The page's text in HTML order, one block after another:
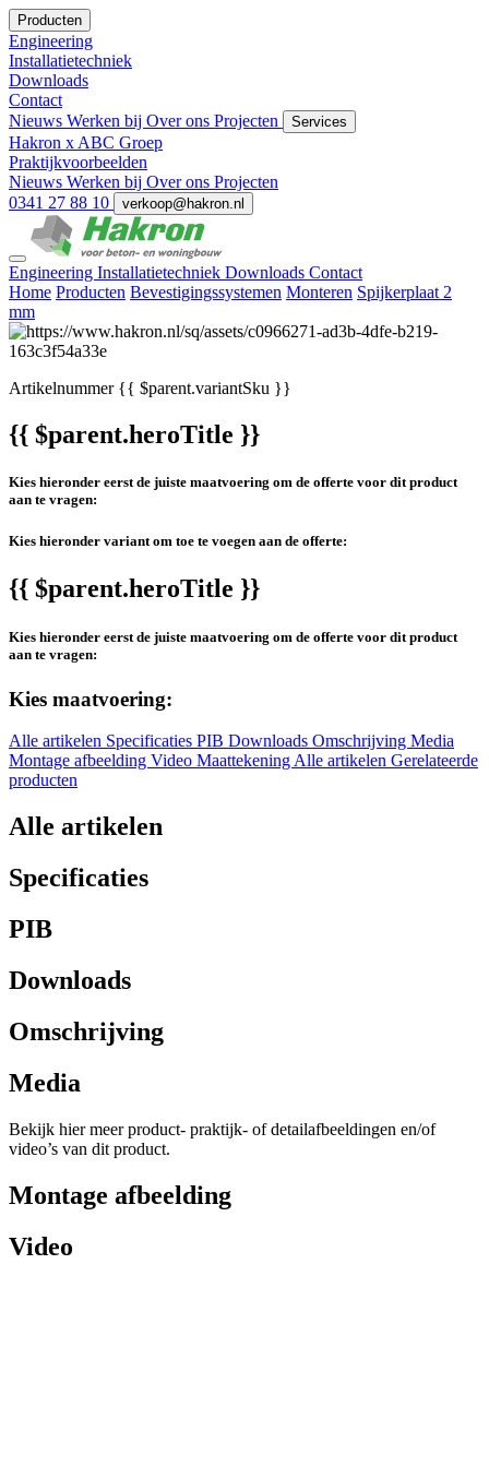
Producten
Engineering
Installatietechniek
Downloads
Contact
Nieuws Werken bij Over ons Projecten Services
Hakron x ABC Groep
Praktijkvoorbeelden
Nieuws Werken bij Over ons Projecten
0341 27 88 10
verkoop@hakron.nl
Engineering Installatietechniek Downloads Contact
Home Producten Bevestigingssystemen Monteren Spijkerplaat 2
mm
Artikelnummer{{ $parent.variantSku }}
{{ $parent.heroTitle }}
Kies hieronder eerst de juiste maatvoering om de offerte voor dit product
aan te vragen:
Kies hieronder variant om toe te voegen aan de offerte:
{{ $parent.heroTitle }}
Kies hieronder eerst de juiste maatvoering om de offerte voor dit product
aan te vragen:
Kies maatvoering:
Alle artikelen Specificaties PIB Downloads Omschrijving Media
Montage afbeelding Video MaattekeningAlle artikelen Gerelateerde
producten
Alle artikelen
Specificaties
PIB
Downloads
Omschrijving
Media
Bekijk hier meer product- praktijk- of detailafbeeldingen en/of
video’s van dit product.
Montage afbeelding
Video